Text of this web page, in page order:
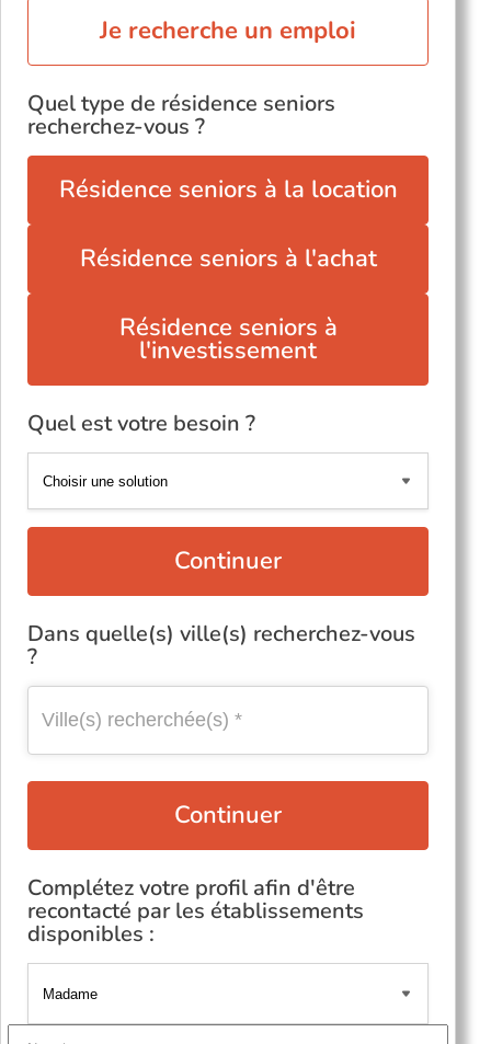
Je recherche un emploi
Quel type de résidence seniors
recherchez-vous ?
Résidence seniors à la location
Résidence seniors à l'achat
Résidence seniors à
l'investissement
Quel est votre besoin ?
Continuer
Dans quelle(s) ville(s) recherchez-vous
?
Continuer
Complétez votre profil afin d'être
recontacté par les établissements
disponibles :